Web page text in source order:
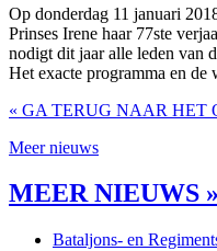
Op donderdag 11 januari
Prinses Irene haar 77ste
nodigt dit jaar alle leden van
Het exacte programma en de
« GA TERUG NAAR HET
Meer nieuws
MEER NIEUWS »
Bataljons- en